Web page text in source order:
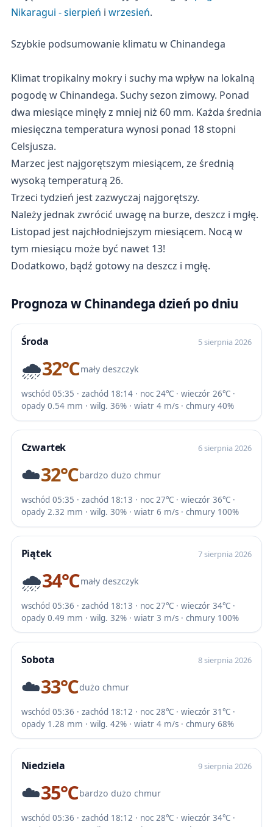
Nikaragui - sierpień i wrzesień.
Szybkie podsumowanie klimatu w Chinandega
Klimat tropikalny mokry i suchy ma wpływ na lokalną
pogodę w Chinandega. Suchy sezon zimowy. Ponad
dwa miesiące minęły z mniej niż 60 mm. Każda średnia
miesięczna temperatura wynosi ponad 18 stopni
Celsjusza.
Marzec jest najgorętszym miesiącem, ze średnią
wysoką temperaturą 26.
Trzeci tydzień jest zazwyczaj najgorętszy.
Należy jednak zwrócić uwagę na burze, deszcz i mgłę.
Listopad jest najchłodniejszym miesiącem. Nocą w
tym miesiącu może być nawet 13!
Dodatkowo, bądź gotowy na deszcz i mgłę.
Prognoza w Chinandega dzień po dniu
Środa 5 sierpnia 2026
🌧️32℃mały deszczyk
wschód 05:35 · zachód 18:14 · noc 24℃ · wieczór 26℃ ·
opady 0.54 mm · wilg. 36% · wiatr 4 m/s · chmury 40%
Czwartek 6 sierpnia 2026
☁️32℃bardzo dużo chmur
wschód 05:35 · zachód 18:13 · noc 27℃ · wieczór 36℃ ·
opady 2.32 mm · wilg. 30% · wiatr 6 m/s · chmury 100%
Piątek 7 sierpnia 2026
🌧️34℃mały deszczyk
wschód 05:36 · zachód 18:13 · noc 27℃ · wieczór 34℃ ·
opady 0.49 mm · wilg. 32% · wiatr 3 m/s · chmury 100%
Sobota 8 sierpnia 2026
☁️33℃dużo chmur
wschód 05:36 · zachód 18:12 · noc 28℃ · wieczór 31℃ ·
opady 1.28 mm · wilg. 42% · wiatr 4 m/s · chmury 68%
Niedziela 9 sierpnia 2026
☁️35℃bardzo dużo chmur
wschód 05:36 · zachód 18:12 · noc 28℃ · wieczór 34℃ ·